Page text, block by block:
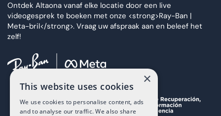
Ontdek Altaona vanaf elke locatie door een live
videogesprek te boeken met onze <strong>Ray-Ban |
Meta-bril</strong>. Vraag uw afspraak aan en beleef het
zelf!
×
This website uses cookies
We use cookies to personalise content, ads
and to analyse our traffic. We also share